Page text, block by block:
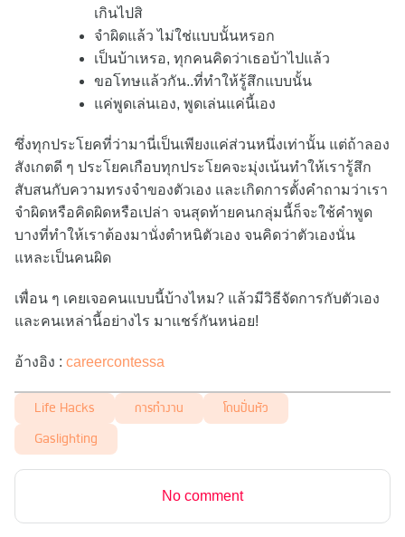
เกินไปสิ
จำผิดแล้ว ไม่ใช่แบบนั้นหรอก
เป็นบ้าเหรอ, ทุกคนคิดว่าเธอบ้าไปแล้ว
ขอโทษแล้วกัน..ที่ทำให้รู้สึกแบบนั้น
แค่พูดเล่นเอง, พูดเล่นแค่นี้เอง
ซึ่งทุกประโยคที่ว่ามานี่เป็นเพียงแค่ส่วนหนึ่งเท่านั้น แต่ถ้าลอง
สังเกตดี ๆ ประโยคเกือบทุกประโยคจะมุ่งเน้นทำให้เรารู้สึก
สับสนกับความทรงจำของตัวเอง และเกิดการตั้งคำถามว่าเรา
จำผิดหรือคิดผิดหรือเปล่า จนสุดท้ายคนกลุ่มนี้ก็จะใช้คำพูด
บางที่ทำให้เราต้องมานั่งตำหนิตัวเอง จนคิดว่าตัวเองนั่น
แหละเป็นคนผิด
เพื่อน ๆ เคยเจอคนแบบนี้บ้างไหม? แล้วมีวิธีจัดการกับตัวเอง
และคนเหล่านี้อย่างไร มาแชร์กันหน่อย!
อ้างอิง : careercontessa
Life Hacks การทำงาน โดนปั่นหัว
Gaslighting
No comment